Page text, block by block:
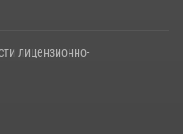
лицензионно-